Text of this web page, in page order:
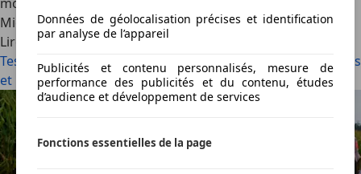
Michael Blumenstein·19/01/2009·9 min lus
Lire la suite
Test comparatif: BMW 123d Coupé vs. Volvo C30 D5 – Belles
et rebelles
Données de géolocalisation précises et identification
par analyse de l’appareil
Publicités et contenu personnalisés, mesure de
performance des publicités et du contenu, études
d’audience et développement de services
Fonctions essentielles de la page